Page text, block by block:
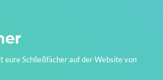
eure Schließfächer auf der Website von